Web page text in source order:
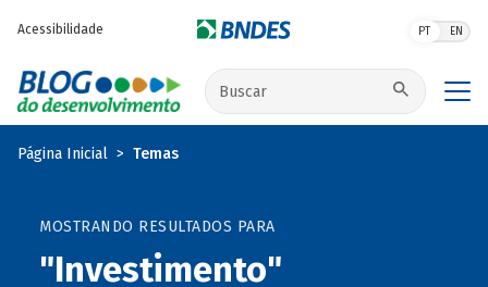
Acessibilidade PT EN
Buscar no site
Página Inicial Temas
MOSTRANDO RESULTADOS PARA
"Investimento"